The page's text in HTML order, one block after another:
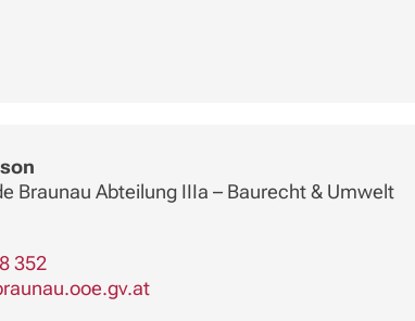
Braunau Abteilung IIIa – Baurecht & Umwelt
352